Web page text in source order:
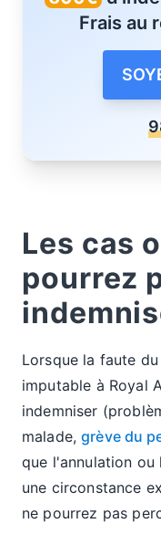
Frais au
Les cas
pourrez
Lorsque la faute
imputable à Royal
indemniser
malade,grève du
que l'annulation
une circonstance
ne pourrez pas